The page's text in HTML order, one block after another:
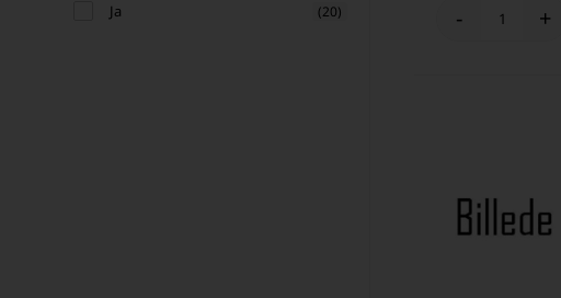
Ja
(20) - +